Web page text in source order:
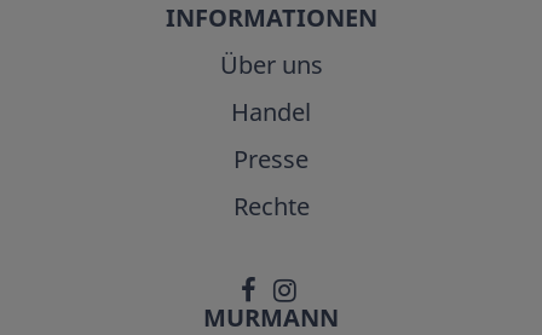
INFORMATIONEN
Über uns
Handel
Presse
Rechte
MURMANN